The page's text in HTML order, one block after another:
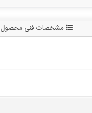
مشخصات فنی محصول